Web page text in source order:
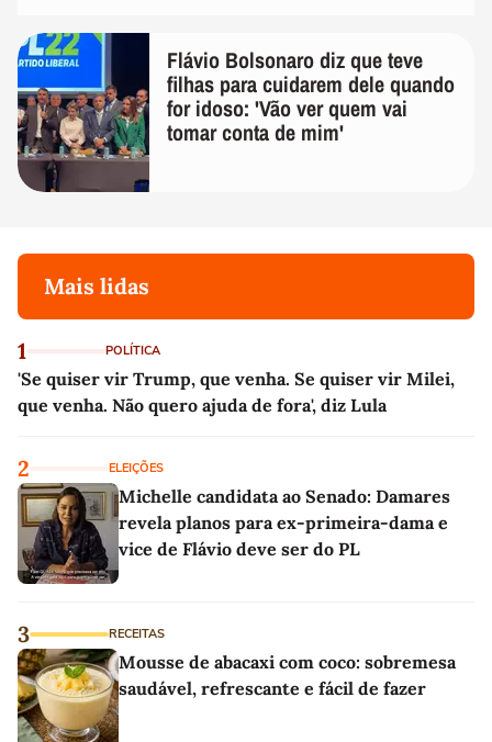
Flávio Bolsonaro diz que teve
filhas para cuidarem dele quando
for idoso: 'Vão ver quem vai
tomar conta de mim'
Mais lidas
1 POLÍTICA
'Se quiser vir Trump, que venha. Se quiser vir Milei,
que venha. Não quero ajuda de fora', diz Lula
2 ELEIÇÕES
Michelle candidata ao Senado: Damares
revela planos para ex-primeira-dama e
vice de Flávio deve ser do PL
3 RECEITAS
Mousse de abacaxi com coco: sobremesa
saudável, refrescante e fácil de fazer